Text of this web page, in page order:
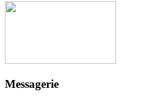
Messagerie